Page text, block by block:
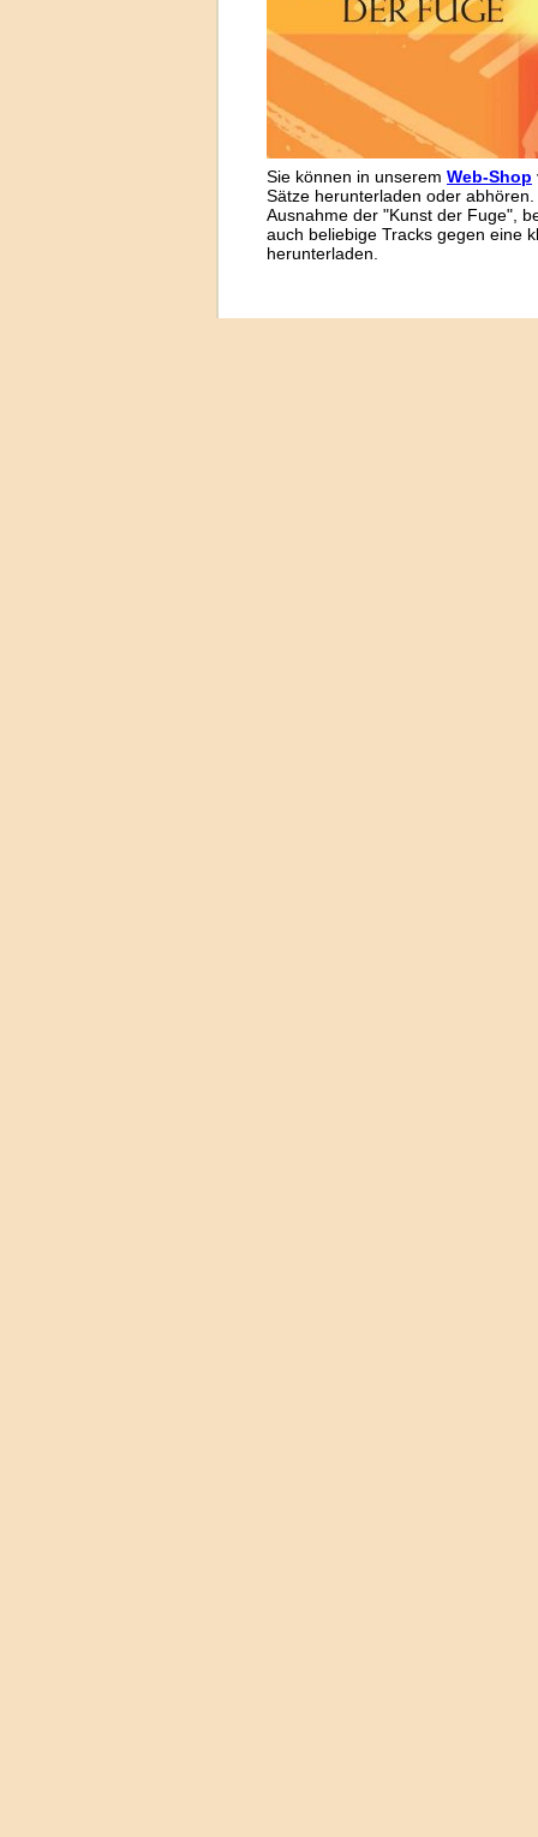
Sie können in unserem Web-Shop
Sätze herunterladen oder
Ausnahme der "Kunst der Fuge",
auch beliebige Tracks gegen eine
herunterladen.